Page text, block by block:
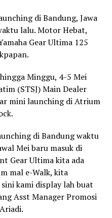
di Bandung, Jawa
lalu. Motor Hebat,
Gear Ultima 125
Minggu, 4-5 Mei
(STSJ) Main Dealer
mini launching di Atrium
di Bandung waktu
Mei baru masuk di
Gear Ultima kita ada
mal e-Walk, kita
kami display lah buat
Asst Manager Promosi